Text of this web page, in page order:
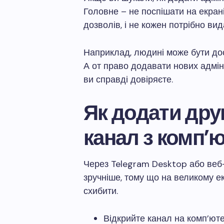
Головне – не поспішати на
дозволів, і не кожен потрібно
Наприклад, людині може бути
А от право додавати нових
ви справді довіряєте.
Як додати
канал з
Через Telegram Desktop або
зручніше, тому що на великому
схибити.
Відкрийте канал на